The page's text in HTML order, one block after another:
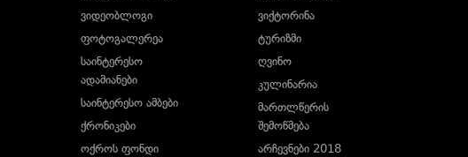
ვიდეობლოგი
ფოტოგალერეა
საინტერესო
ადამიანები
საინტერესო ამბები
ქრონიკები
ოქროს ფონდი
ვიქტორინა
ტურიზმი
ღვინო
კულინარია
მართლწერის
შემოწმება
არჩევნები 2018